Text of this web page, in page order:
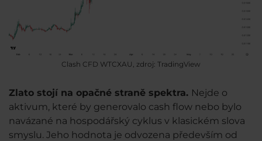
Clash CFD WTCXAU, zdroj: TradingView
Zlato stojí na opačné straně spektra. Nejde o
aktivum, které by generovalo cash flow nebo bylo
navázané na hospodářský cyklus v klasickém slova
smyslu. Jeho hodnota je odvozena především od